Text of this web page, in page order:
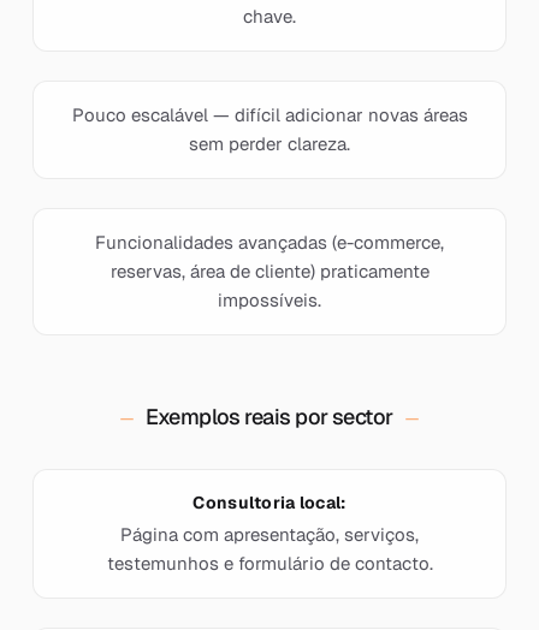
chave.
Pouco escalável — difícil adicionar novas áreas
sem perder clareza.
Funcionalidades avançadas (e-commerce,
reservas, área de cliente) praticamente
impossíveis.
Exemplos reais por sector
Consultoria local:
Página com apresentação, serviços,
testemunhos e formulário de contacto.